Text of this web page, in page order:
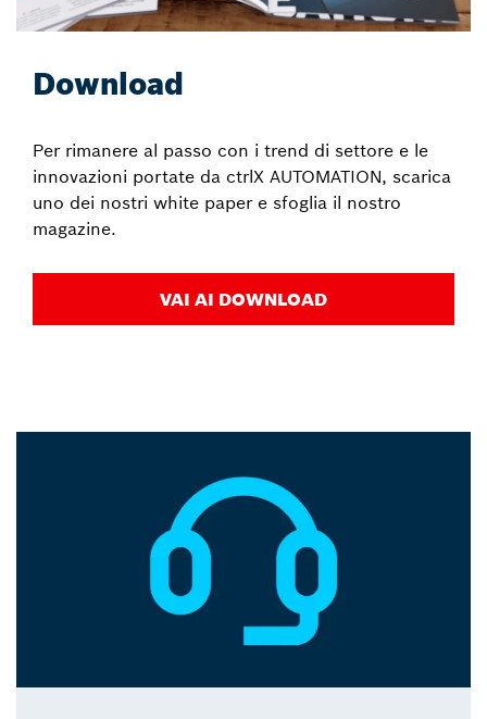
Download
Per rimanere al passo con i trend di settore e le
innovazioni portate da ctrlX AUTOMATION, scarica
uno dei nostri white paper e sfoglia il nostro
magazine.
VAI AI DOWNLOAD